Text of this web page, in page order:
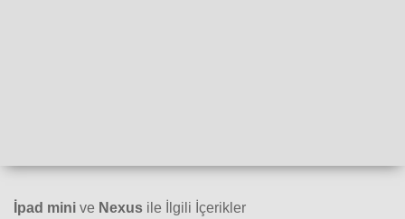
İpad mini ve Nexus ile İlgili İçerikler